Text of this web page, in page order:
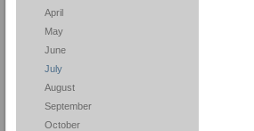
April
May
June
July
August
September
October